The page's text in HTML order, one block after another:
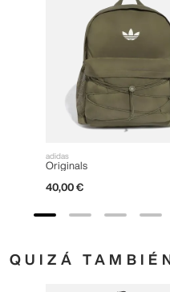
adidas
Originals
40,00 €
QUIZÁ